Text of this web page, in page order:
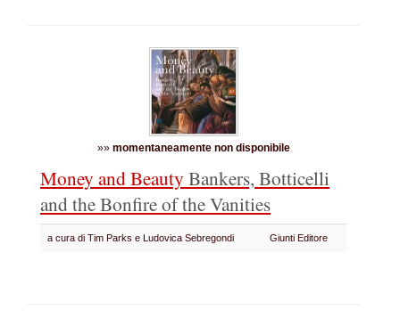
»» momentaneamente non disponibile
Money and Beauty Bankers, Botticelli
and the Bonfire of the Vanities
a cura di Tim Parks e Ludovica Sebregondi Giunti Editore